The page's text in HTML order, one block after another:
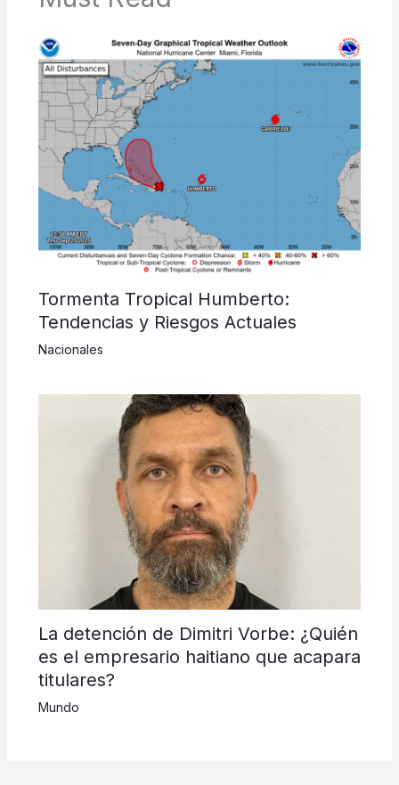
Tormenta Tropical Humberto:
Tendencias y Riesgos Actuales
Nacionales
La detención de Dimitri Vorbe: ¿Quién
es el empresario haitiano que acapara
titulares?
Mundo